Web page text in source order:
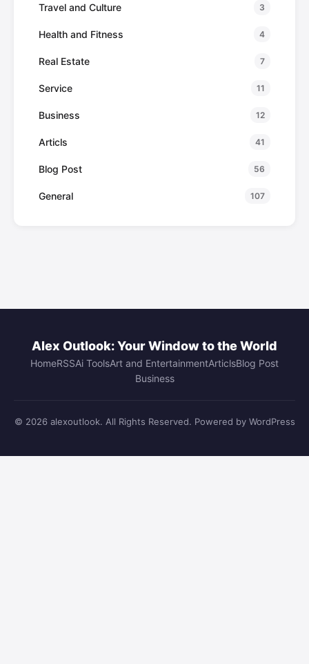
Travel and Culture 3
Health and Fitness 4
Real Estate 7
Service 11
Business 12
Articls 41
Blog Post 56
General 107
Alex Outlook: Your Window to the World
HomeRSSAi ToolsArt and EntertainmentArticlsBlog Post
Business
© 2026 alexoutlook. All Rights Reserved. Powered by WordPress